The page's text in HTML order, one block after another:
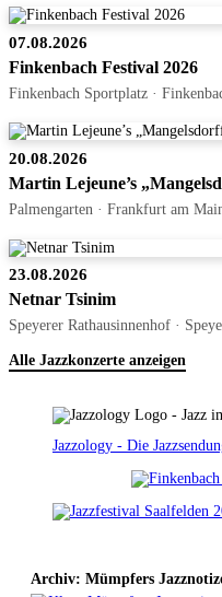
07.08.2026
Finkenbach Festival 2026
Finkenbach Sportplatz ·
20.08.2026
Martin Lejeune’s
Palmengarten · Frankfurt am
23.08.2026
Netnar Tsinim
Speyerer Rathausinnenhof ·
Alle Jazzkonzerte anzeigen
Jazzology - Die
Archiv: Mümpfers